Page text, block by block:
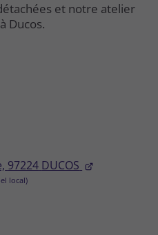
97224 DUCOS
et notre atelier
Ducos.
97224 DUCOS
et notre atelier
Ducos.